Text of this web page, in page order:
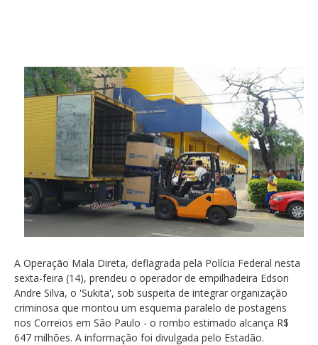
A Operação Mala Direta, deflagrada pela Polícia Federal nesta
sexta-feira (14), prendeu o operador de empilhadeira Edson
Andre Silva, o 'Sukita', sob suspeita de integrar organização
criminosa que montou um esquema paralelo de postagens
nos Correios em São Paulo - o rombo estimado alcança R$
647 milhões. A informação foi divulgada pelo Estadão.